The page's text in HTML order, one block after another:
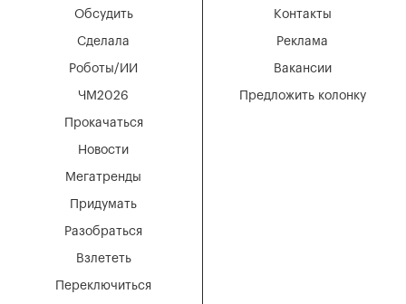
Мегатренды
Придумать
Разобраться
Взлететь
Новости
Переключиться
Обсудить
Сделала
Роботы/ИИ
ЧМ2026
Прокачаться
Вакансии
Реклама
Контакты
Предложить колонку